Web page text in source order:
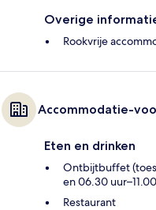
Overige
Rookvrije
Accommodatie-
Eten en drinken
Ontbijtbuffet
en 06.30
Restaurant